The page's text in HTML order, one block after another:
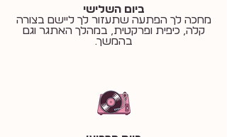
ביום השלישי
מחכה לך הפתעה שתעזור לך ליישם בצורה
קלה, כיפית ופרקטית, במהלך האתגר וגם
בהמשך.